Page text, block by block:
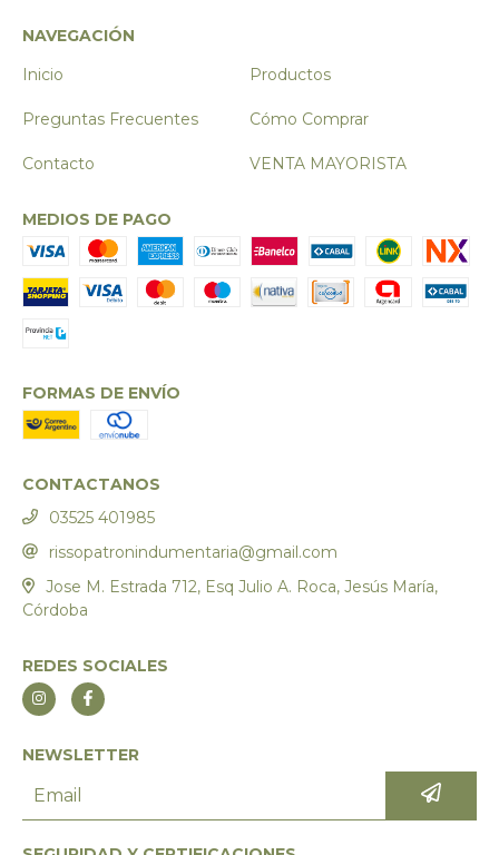
NAVEGACIÓN
Inicio
Productos
Preguntas Frecuentes Cómo Comprar
Contacto VENTA MAYORISTA
MEDIOS DE PAGO
FORMAS DE ENVÍO
CONTACTANOS
03525 401985
rissopatronindumentaria@gmail.com
Jose M. Estrada 712, Esq Julio A. Roca, Jesús María,
Córdoba
REDES SOCIALES
NEWSLETTER